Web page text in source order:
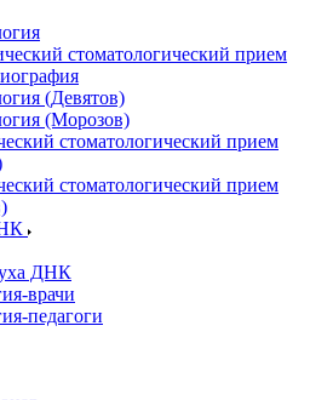
стоматологический прием
(Девятов)
(Морозов)
стоматологический прием
стоматологический прием
ДНК
врачи
педагоги